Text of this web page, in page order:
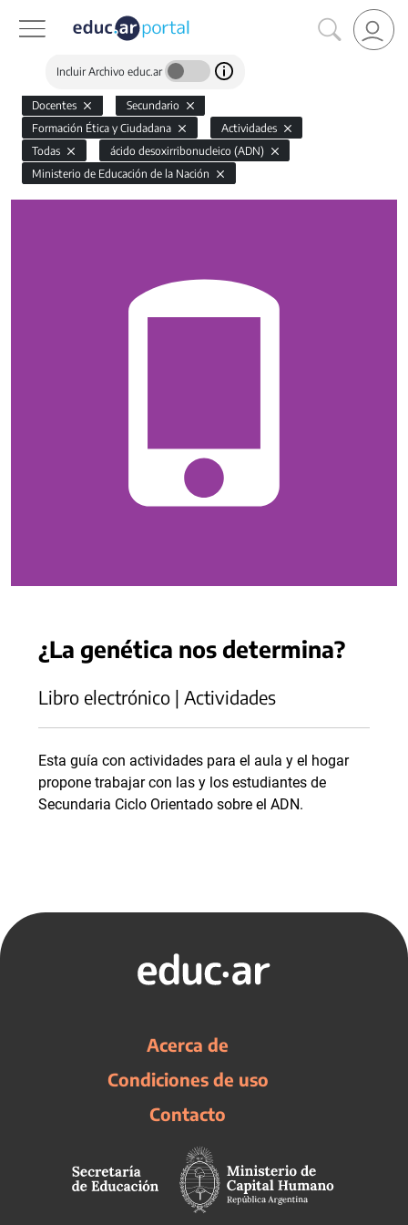
Incluir Archivo educ.ar
Docentes
Secundario
Formación Ética y Ciudadana
Actividades
Todas
ácido desoxirribonucleico (ADN)
Ministerio de Educación de la Nación
¿La genética nos determina?
Libro electrónico | Actividades
Esta guía con actividades para el aula y el hogar
propone trabajar con las y los estudiantes de
Secundaria Ciclo Orientado sobre el ADN.
Acerca de
Condiciones de uso
Contacto